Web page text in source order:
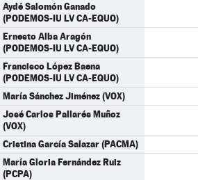
Aydé Salomón Ganado
(PODEMOS-IU LV CA-EQUO)
Ernesto Alba Aragón
(PODEMOS-IU LV CA-EQUO)
Francisco López Baena
(PODEMOS-IU LV CA-EQUO)
María Sánchez Jiménez (VOX)
José Carlos Pallarés Muñoz
(VOX)
Cristina García Salazar (PACMA)
María Gloria Fernández Ruiz
(PCPA)